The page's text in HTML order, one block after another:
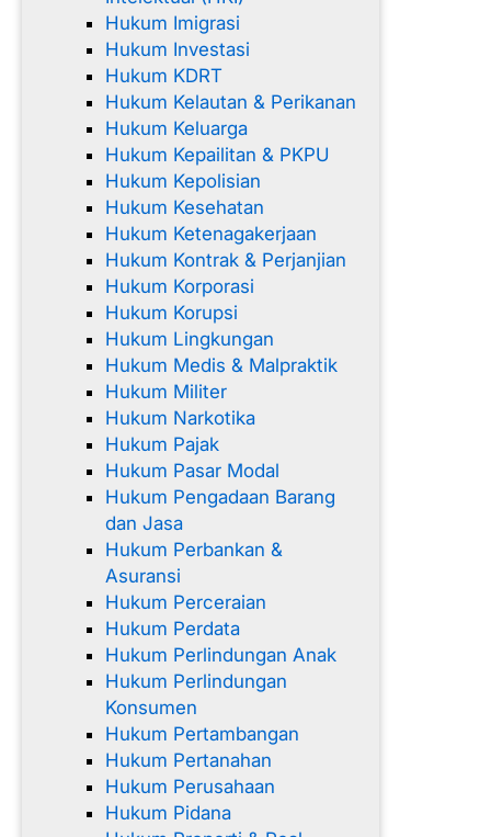
Hukum Imigrasi
Hukum Investasi
Hukum KDRT
Hukum Kelautan & Perikanan
Hukum Keluarga
Hukum Kepailitan & PKPU
Hukum Kepolisian
Hukum Kesehatan
Hukum Ketenagakerjaan
Hukum Kontrak & Perjanjian
Hukum Korporasi
Hukum Korupsi
Hukum Lingkungan
Hukum Medis & Malpraktik
Hukum Militer
Hukum Narkotika
Hukum Pajak
Hukum Pasar Modal
Hukum Pengadaan Barang
dan Jasa
Hukum Perbankan &
Asuransi
Hukum Perceraian
Hukum Perdata
Hukum Perlindungan Anak
Hukum Perlindungan
Konsumen
Hukum Pertambangan
Hukum Pertanahan
Hukum Perusahaan
Hukum Pidana